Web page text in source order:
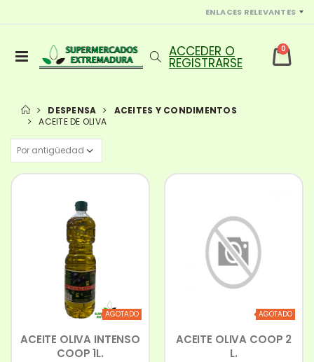
ENLACES RELEVANTES
0
DESPENSA
ACEITES Y CONDIMENTOS
ACEITE DE OLIVA
AGOTADO
ACEITE OLIVA INTENSO
COOP 1L.
AGOTADO
ACEITE OLIVA COOP 2
L.